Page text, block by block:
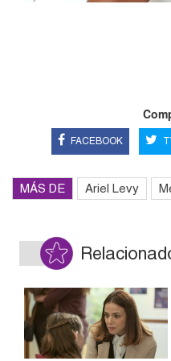
FACEBOOK
MÁS DE Ariel Levy